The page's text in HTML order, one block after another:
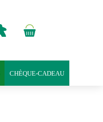
Panier
0,00
CHÈQUE-CADEAU